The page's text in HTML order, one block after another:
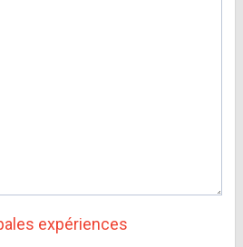
expériences